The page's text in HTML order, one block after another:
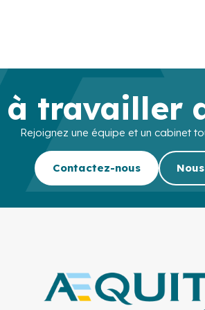
travailler
Rejoignez une équipe et un cabinet
Contactez-nous